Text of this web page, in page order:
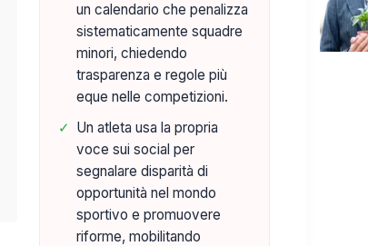
un calendario che penalizza
sistematicamente squadre
minori, chiedendo
trasparenza e regole più
eque nelle competizioni.
✓ Un atleta usa la propria
voce sui social per
segnalare disparità di
opportunità nel mondo
sportivo e promuovere
riforme, mobilitando